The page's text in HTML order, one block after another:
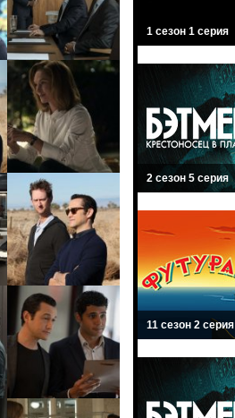
1 сезон 1 серия
2 сезон 5 серия
11 сезон 2 серия